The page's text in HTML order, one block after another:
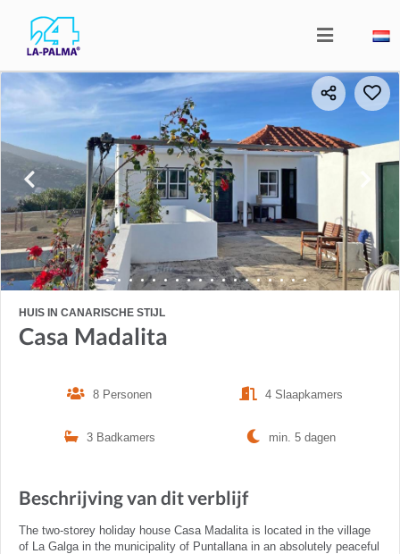
HUIS IN CANARISCHE STIJL
Casa Madalita
8 Personen 4 Slaapkamers
3 Badkamers min. 5 dagen
Beschrijving van dit verblijf
The two-storey holiday house Casa Madalita is located in the village
of La Galga in the municipality of Puntallana in an absolutely peaceful